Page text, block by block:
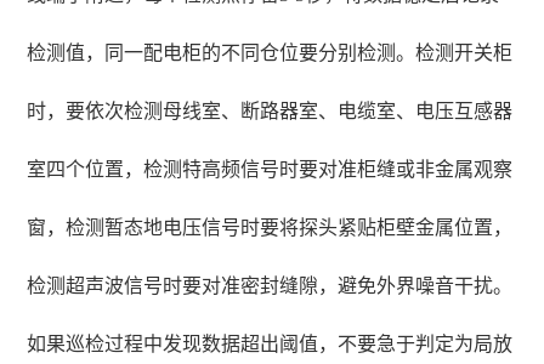
检测值，同一配电柜的不同仓位要分别检测。检测开关柜
时，要依次检测母线室、断路器室、电缆室、电压互感器
室四个位置，检测特高频信号时要对准柜缝或非金属观察
窗，检测暂态地电压信号时要将探头紧贴柜壁金属位置，
检测超声波信号时要对准密封缝隙，避免外界噪音干扰。
如果巡检过程中发现数据超出阈值，不要急于判定为局放